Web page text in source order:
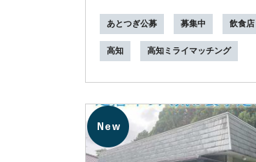
しい！...
あとつぎ公募 募集中 飲食
高知 高知ミライマッチング